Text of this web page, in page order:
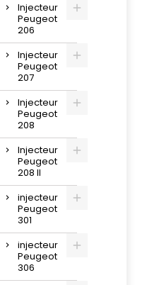
Injecteur
Peugeot
206
Injecteur
Peugeot
207
Injecteur
Peugeot
208
Injecteur
Peugeot
208 II
injecteur
Peugeot
301
injecteur
Peugeot
306